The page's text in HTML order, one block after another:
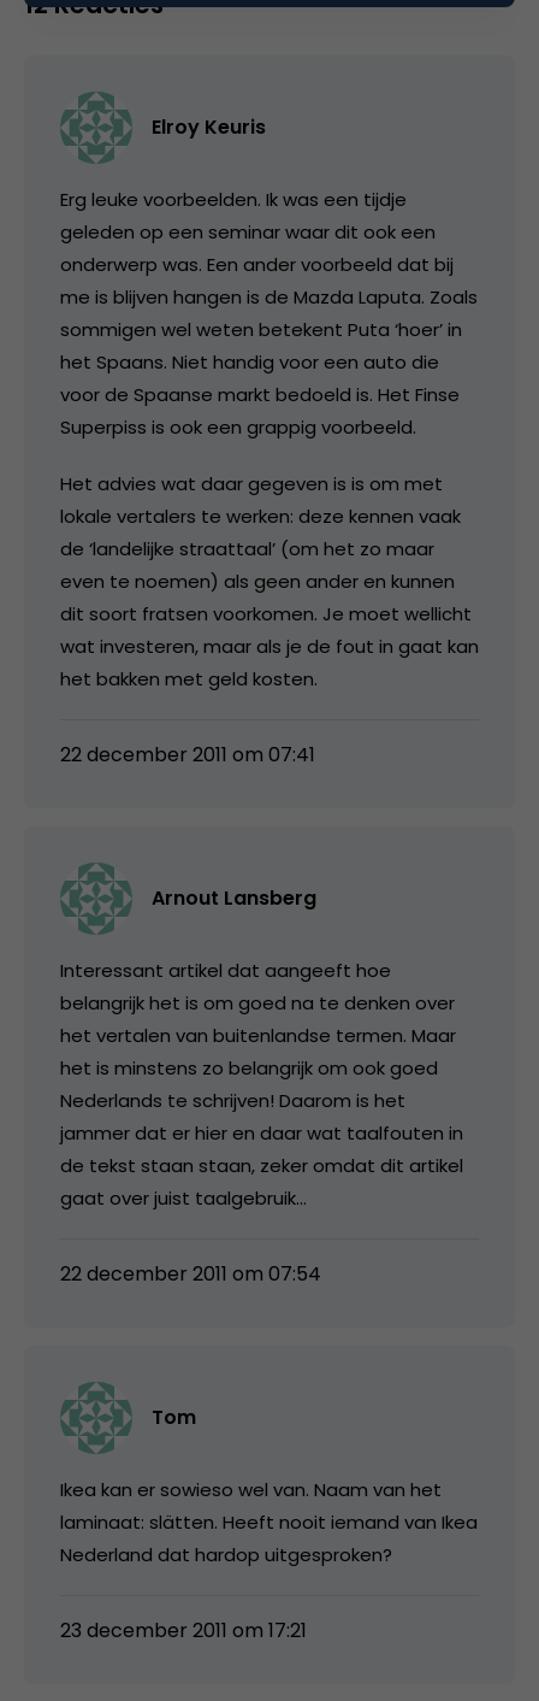
Elroy Keuris
Erg leuke voorbeelden. Ik was een tijdje
geleden op een seminar waar dit ook een
onderwerp was. Een ander voorbeeld dat bij
me is blijven hangen is de Mazda Laputa. Zoals
sommigen wel weten betekent Puta ‘hoer’ in
het Spaans. Niet handig voor een auto die
voor de Spaanse markt bedoeld is. Het Finse
Superpiss is ook een grappig voorbeeld.
Het advies wat daar gegeven is is om met
lokale vertalers te werken: deze kennen vaak
de ‘landelijke straattaal’ (om het zo maar
even te noemen) als geen ander en kunnen
dit soort fratsen voorkomen. Je moet wellicht
wat investeren, maar als je de fout in gaat kan
het bakken met geld kosten.
22 december 2011 om 07:41
Arnout Lansberg
Interessant artikel dat aangeeft hoe
belangrijk het is om goed na te denken over
het vertalen van buitenlandse termen. Maar
het is minstens zo belangrijk om ook goed
Nederlands te schrijven! Daarom is het
jammer dat er hier en daar wat taalfouten in
de tekst staan staan, zeker omdat dit artikel
gaat over juist taalgebruik…
22 december 2011 om 07:54
Tom
Ikea kan er sowieso wel van. Naam van het
laminaat: slätten. Heeft nooit iemand van Ikea
Nederland dat hardop uitgesproken?
23 december 2011 om 17:21